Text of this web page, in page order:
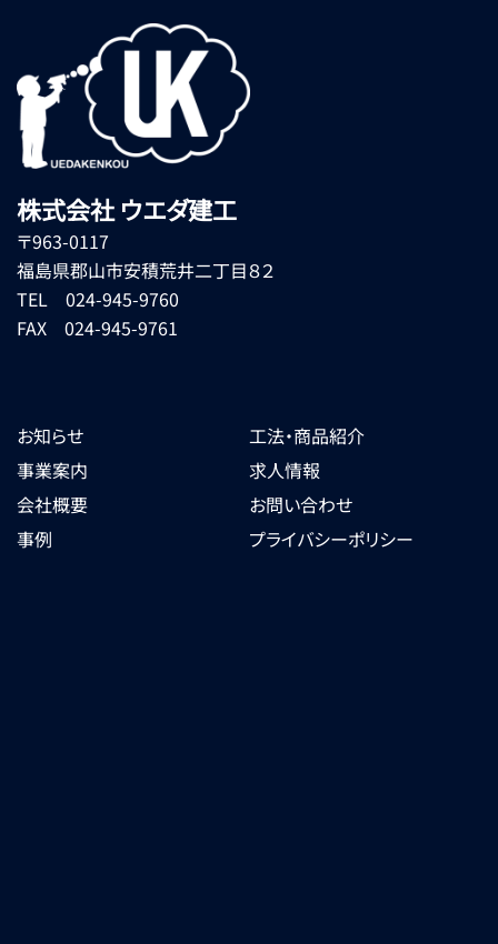
株式会社 ウエダ建工
〒963-0117
福島県郡山市安積荒井二丁目８２
TEL 024-945-9760
FAX 024-945-9761
お知らせ
工法・商品紹介
事業案内
求人情報
会社概要
お問い合わせ
事例
プライバシーポリシー